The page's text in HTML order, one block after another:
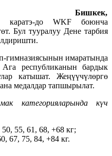
Бишкек,
каратэ-до WKF боюнча
Бул тууралуу Дене тарбия
гимназиясынын имаратында
республиканын бардык
катышат. Жеңүүчүлөргө
медалдар тапшырылат.
категорияларында күч
50, 55, 61, 68, +68 кг;
67, 75, 84, +84 кг.